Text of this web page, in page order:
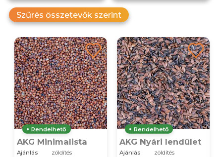
Szűrés összetevők szerint
Rendelhető
AKG Minimalista
Ajánlás
zöldítés
Rendelhető
AKG Nyári lendület
Ajánlás
zöldítés